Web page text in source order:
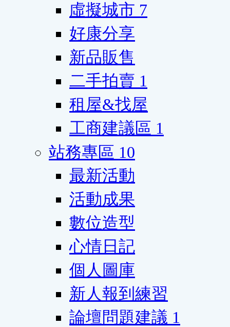
虛擬城市 7
好康分享
新品販售
二手拍賣 1
租屋&找屋
工商建議區 1
站務專區 10
最新活動
活動成果
數位造型
心情日記
個人圖庫
新人報到練習
論壇問題建議 1